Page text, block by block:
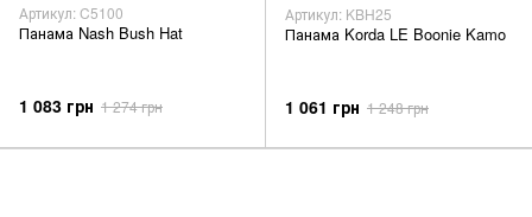
Артикул: C5100
Панама Nash Bush Hat
1 083 грн 1 274 грн
Артикул: KBH25
Панама Korda LE Boonie Kamo
1 061 грн 1 248 грн